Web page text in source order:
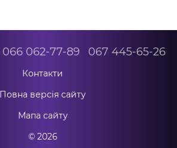
066 062-77-89 067 445-65-26
Контакти
Повна версія сайту
Мапа сайту
© 2026